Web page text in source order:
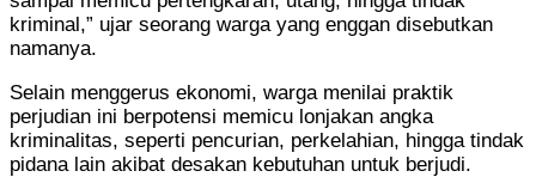
kriminal,” ujar seorang warga yang enggan disebutkan
namanya.
Selain menggerus ekonomi, warga menilai praktik
perjudian ini berpotensi memicu lonjakan angka
kriminalitas, seperti pencurian, perkelahian, hingga tindak
pidana lain akibat desakan kebutuhan untuk berjudi.